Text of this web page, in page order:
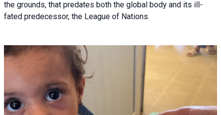
the grounds, that predates both the global body and its ill-
fated predecessor, the League of Nations.